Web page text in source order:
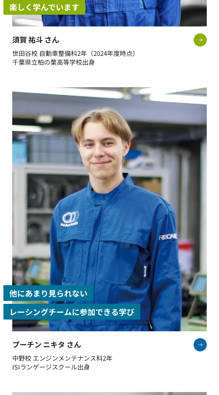
楽しく学んでいます
須賀 祐斗 さん
世田谷校 自動車整備科2年（2024年度時点）
千葉県立柏の葉高等学校出身
他にあまり見られない
レーシングチームに参加できる学び
プーチン ニキタ さん
中野校 エンジンメンテナンス科2年
ISIランゲージスクール出身